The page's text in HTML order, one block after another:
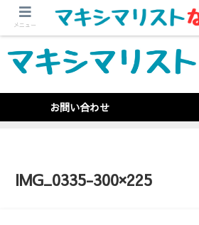
お問い合わせ
IMG_0335-300×225
メニュー